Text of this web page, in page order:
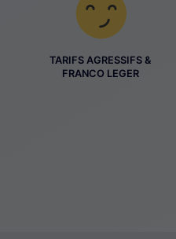
TARIFS AGRESSIFS &
FRANCO LEGER